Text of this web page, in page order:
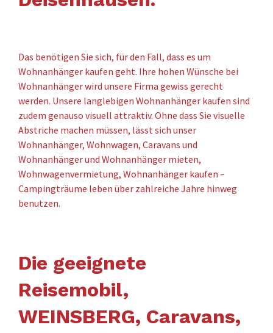
Das benötigen Sie sich, für den Fall, dass es um
Wohnanhänger kaufen geht. Ihre hohen Wünsche bei
Wohnanhänger wird unsere Firma gewiss gerecht
werden. Unsere langlebigen Wohnanhänger kaufen sind
zudem genauso visuell attraktiv. Ohne dass Sie visuelle
Abstriche machen müssen, lässt sich unser
Wohnanhänger, Wohnwagen, Caravans und
Wohnanhänger und Wohnanhänger mieten,
Wohnwagenvermietung, Wohnanhänger kaufen –
Campingträume leben über zahlreiche Jahre hinweg
benutzen.
Die geeignete
Reisemobil,
WEINSBERG, Caravans,